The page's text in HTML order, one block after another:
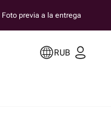
Foto previa a la entrega
RUB